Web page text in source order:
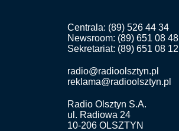
Centrala: (89) 526 44 34
Newsroom: (89) 651 08 48
Sekretariat: (89) 651 08 12
radio@radioolsztyn.pl
reklama@radioolsztyn.pl
Radio Olsztyn S.A.
ul. Radiowa 24
10-206 OLSZTYN